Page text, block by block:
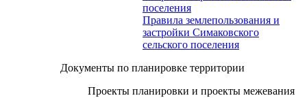
поселения
Правила землепользования и
застройки Симаковского
сельского поселения
Документы по планировке территории
Проекты планировки и проекты межевания